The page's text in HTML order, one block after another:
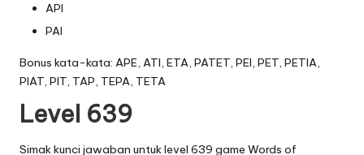
API
PAI
Bonus kata-kata: APE, ATI, ETA, PATET, PEI, PET, PETIA,
PIAT, PIT, TAP, TEPA, TETA
Level 639
Simak kunci jawaban untuk level 639 game Words of